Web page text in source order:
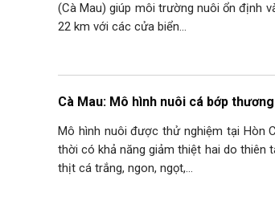
(Cà Mau) giúp môi trường nuôi ổn định
22 km với các cửa biển…
Cà Mau: Mô hình nuôi cá bớp
Mô hình nuôi được thử nghiệm tại Hòn
thời có khả năng giảm thiệt hai do thiên
thịt cá trắng, ngon, ngọt,…